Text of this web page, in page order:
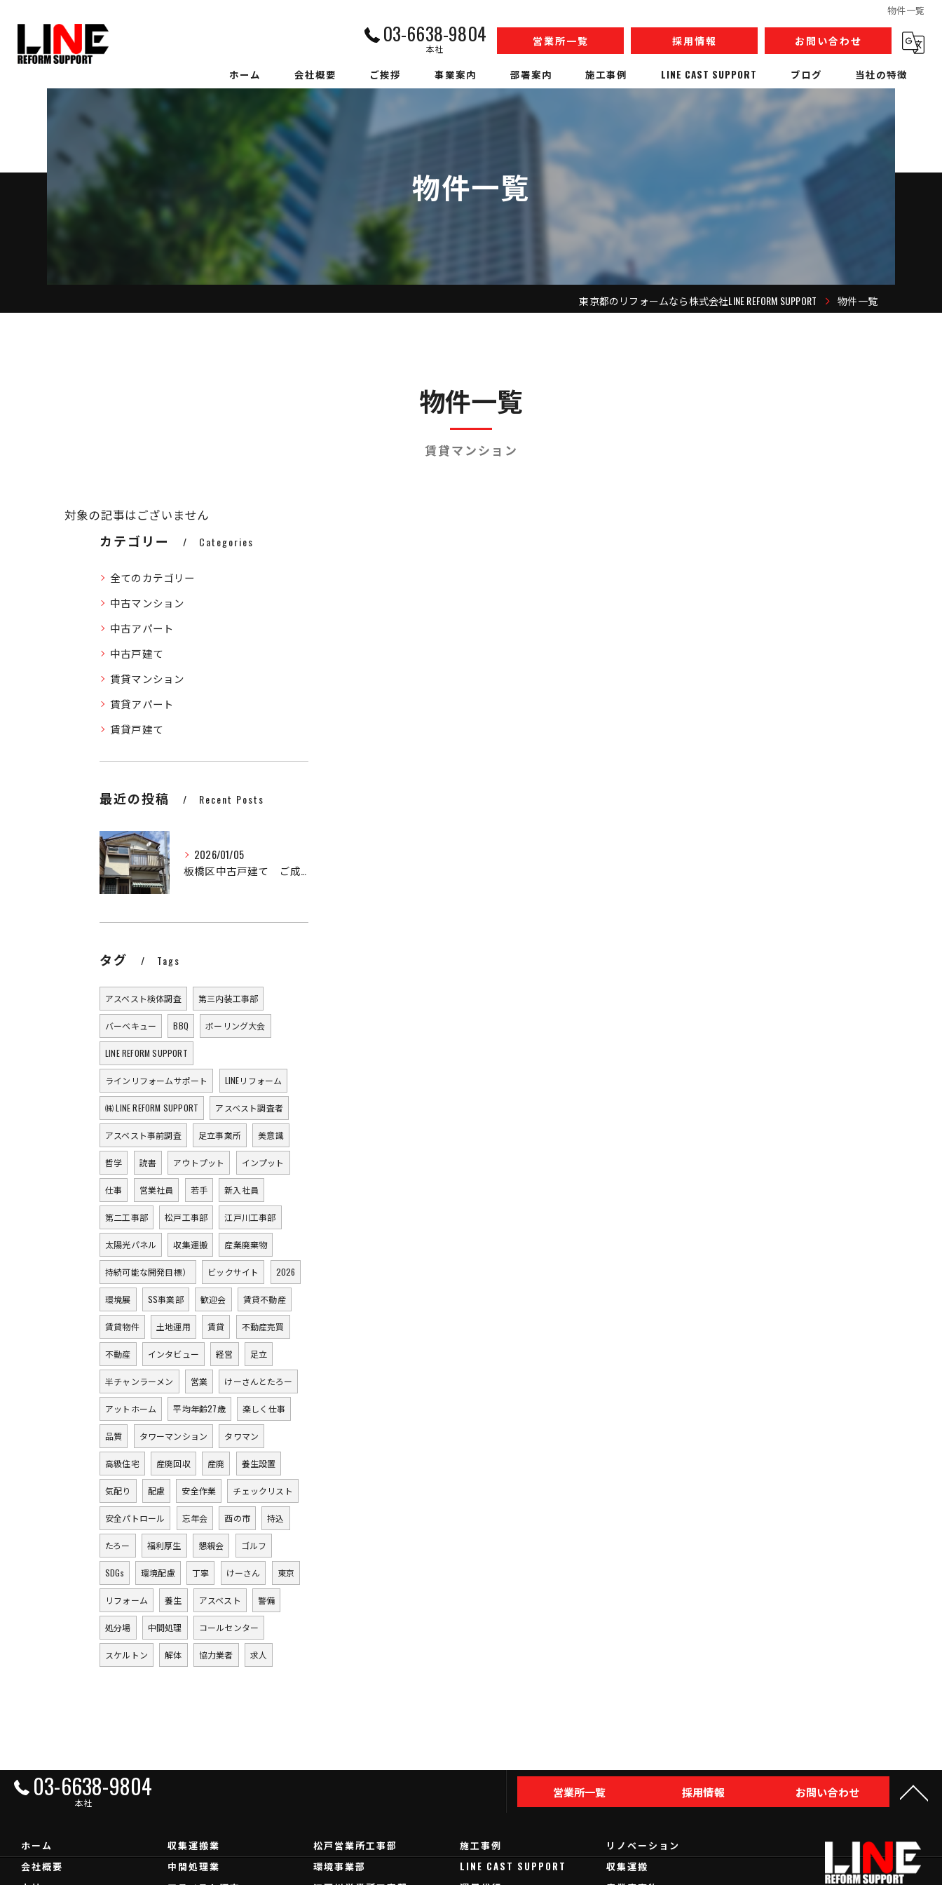
物件一覧
03-6638-9804
本社
営業所一覧 採用情報 お問い合わせ
ホーム 会社概要 ご挨拶 事業案内
内装解体業
中間処理業
警備業
人材事業
売買・運用総合サポート
部署案内
江戸川営業所工事部
松戸営業所工事部
SS事業部
人材事業部
施工事例 LINE CAST SUPPORT ブログ 当社の特徴
リノベーション
物件一覧
東京都のリフォームなら株式会社LINE REFORM SUPPORT 物件一覧
物件一覧
賃貸マンション
対象の記事はございません
カテゴリー Categories
全てのカテゴリー
中古マンション
中古アパート
中古戸建て
賃貸マンション
賃貸アパート
賃貸戸建て
最近の投稿 Recent Posts
2026/01/05
板橋区中古戸建て ご成約済み
タグ Tags
アスベスト検体調査 第三内装工事部
バーベキュー BBQ ボーリング大会
LINE REFORM SUPPORT
ラインリフォームサポート LINEリフォーム
㈱ LINE REFORM SUPPORT アスベスト調査者
アスベスト事前調査 足立事業所 美意識
哲学 読書 アウトプット インプット
仕事 営業社員 若手 新入社員
第二工事部 松戸工事部 江戸川工事部
太陽光パネル 収集運搬 産業廃棄物
持続可能な開発目標） ビックサイト 2026
環境展 SS事業部 歓迎会 賃貸不動産
賃貸物件 土地運用 賃貸 不動産売買
不動産 インタビュー 経営 足立
半チャンラーメン 営業 けーさんとたろー
アットホーム 平均年齢27歳 楽しく仕事
品質 タワーマンション タワマン
高級住宅 産廃回収 産廃 養生設置
気配り 配慮 安全作業 チェックリスト
安全パトロール 忘年会 酉の市 持込
たろー 福利厚生 懇親会 ゴルフ
SDGs 環境配慮 丁寧 けーさん 東京
リフォーム 養生 アスベスト 警備
処分場 中間処理 コールセンター
スケルトン 解体 協力業者 求人
03-6638-9804
本社
営業所一覧 採用情報 お問い合わせ
ホーム
会社概要
収集運搬業
中間処理業
松戸営業所工事部
環境事業部
施工事例
LINE CAST SUPPORT
リノベーション
収集運搬